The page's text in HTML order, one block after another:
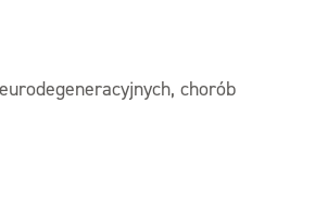
chorób